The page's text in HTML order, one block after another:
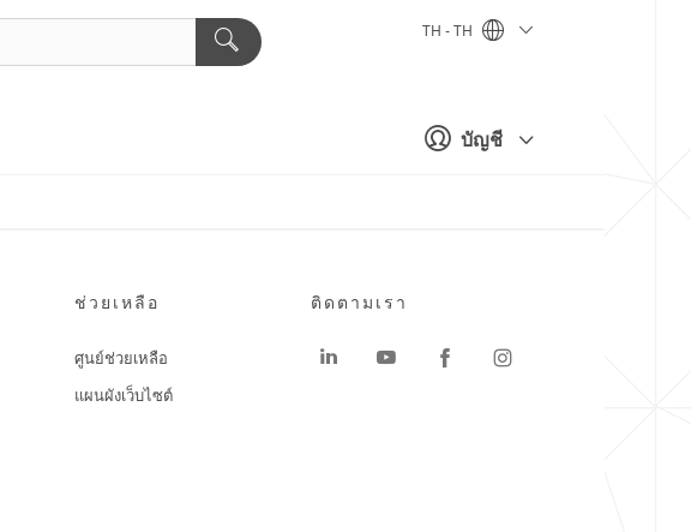
บัญชี
TH - TH
ช่วยเหลือ
ศูนย์ช่วยเหลือ
แผนผังเว็บไซต์
ติดตามเรา